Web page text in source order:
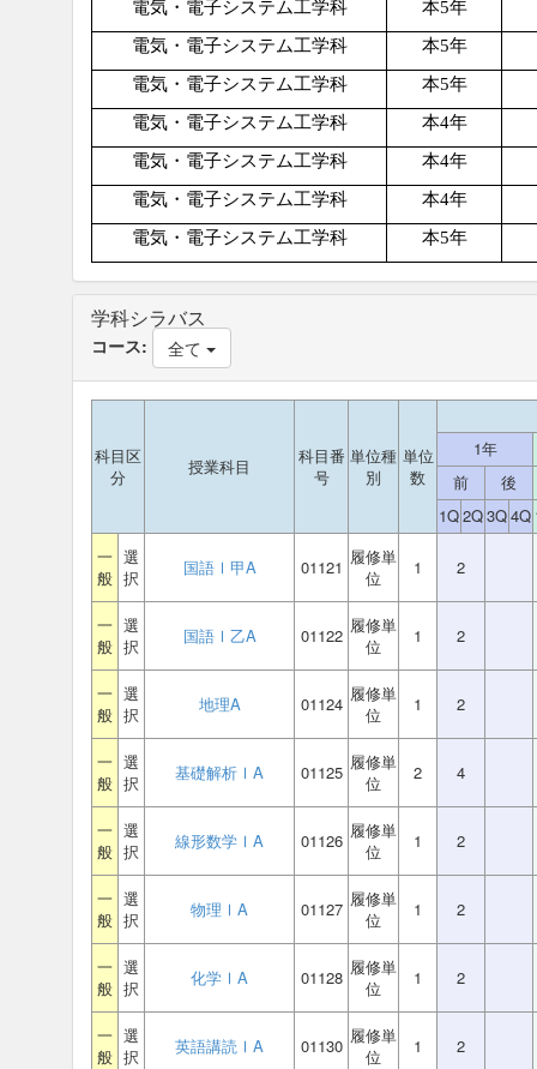
電気・電子システム工学科
本5年
電気・電子システム工学科
本5年
電気・電子システム工学科
本5年
電気・電子システム工学科
本4年
電気・電子システム工学科
本4年
電気・電子システム工学科
本4年
電気・電子システム工学科
本5年
学科シラバス
コース: 全て
科目区
分
授業科目
科目番
号
単位種
別
単位
数
1年
前
後
1Q2Q3Q4Q
一
般
選
択
国語Ⅰ甲A 01121 履修単
位
1 2
一
般
選
択
国語Ⅰ乙A 01122 履修単
位
1 2
一
般
選
択
地理A 01124 履修単
位
1 2
一
般
選
択
基礎解析ⅠA 01125 履修単
位
2 4
一
般
選
択
線形数学ⅠA 01126 履修単
位
1 2
一
般
選
択
物理ⅠA 01127 履修単
位
1 2
一
般
選
択
化学ⅠA 01128 履修単
位
1 2
一
般
選
択
英語講読ⅠA 01130 履修単
位
1 2